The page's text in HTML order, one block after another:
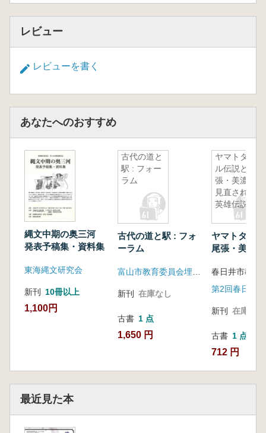
レビュー
レビューを書く
あなたへのおすすめ
縄文中期の奥三河
発表予稿集・資料集
東海縄文研究会
新刊 10冊以上
1,100円
古代の道と
駅 : フォー
ラム
古代の道と駅 : フォ
ーラム
新刊 在庫なし
古書 1 点
1,650 円
ヤマトタケ
ル伝説と尾
張・美濃
見直される
英雄伝説
ヤマトタケ
尾張・美濃
春日井市教育
新刊 在庫なし
古書 1 点
712 円
最近見た本